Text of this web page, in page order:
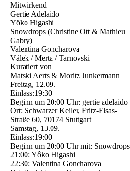
Mitwirkend
Gertie Adelaido
Yôko Higashi
Snowdrops (Christine Ott & Mathieu
Gabry)
Valentina Goncharova
Válek / Merta / Tarnovski
Kuratiert von
Matski Aerts & Moritz Junkermann
Freitag, 12.09.
Einlass:19:30
Beginn um 20:00 Uhr: gertie adelaido
Ort: Schwarzer Keiler, Fritz-Elsas-
Straße 60, 70174 Stuttgart
Samstag, 13.09.
Einlass:19:00
Beginn um 20:00 Uhr mit: Snowdrops
21:00: Yôko Higashi
22:30: Valentina Goncharova